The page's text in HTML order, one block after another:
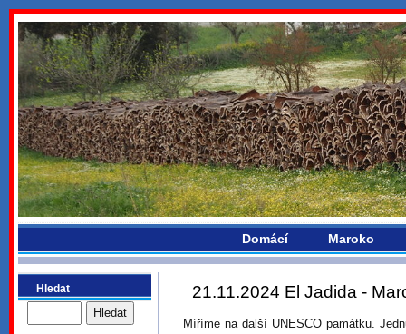
bydlikemevropou.com
Domácí Maroko
Hledat 21.11.2024 El Jadida -
Míříme na další UNESCO památku.